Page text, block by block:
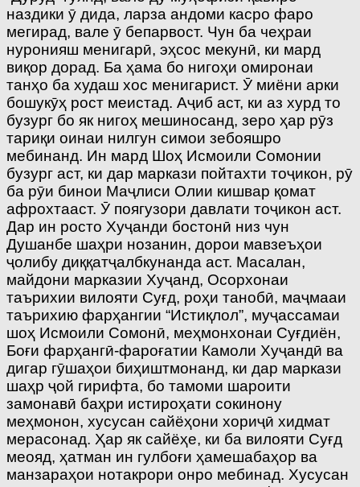
наздики ӯ дида, ларза андоми касро фаро
мегирад, вале ӯ бепарвост. Чун ба чеҳраи
нуронияш менигарӣ, эҳсос мекунӣ, ки мард
виқор дорад. Ба ҳама бо нигоҳи омиронаи
танҳо ба худаш хос менигарист. Ӯ миёни арки
бошукӯҳ рост меистад. Аҷиб аст, ки аз хурд то
бузург бо як нигоҳ мешиносанд, зеро ҳар рӯз
тариқи оинаи нилгун симои зебояшро
мебинанд. Ин мард Шоҳ Исмоили Сомонии
бузург аст, ки дар маркази пойтахти тоҷикон, рӯ
ба рӯи бинои Маҷлиси Олии кишвар қомат
афрохтааст. Ӯ поягузори давлати тоҷикон аст.
Дар ин росто Хуҷанди бостонӣ низ чун
Душанбе шаҳри нозанин, дорои мавзеъҳои
ҷолибу диққатҷалбкунанда аст. Масалан,
майдони марказии Хуҷанд, Осорхонаи
таърихии вилояти Суғд, роҳи танобӣ, маҷмааи
таърихию фарҳангии “Истиқлол”, муҷассамаи
шоҳ Исмоили Сомонӣ, меҳмонхонаи Суғдиён,
Боғи фарҳангӣ-фароғатии Камоли Хуҷандӣ ва
дигар гӯшаҳои биҳиштмонанд, ки дар маркази
шаҳр ҷой гирифта, бо тамоми шароити
замонавӣ баҳри истироҳати сокинону
меҳмонон, хусусан сайёҳони хориҷӣ хидмат
мерасонад. Ҳар як сайёҳе, ки ба вилояти Суғд
меояд, ҳатман ин гулбоғи ҳамешабаҳор ва
манзараҳои нотакрори онро мебинад. Хусусан